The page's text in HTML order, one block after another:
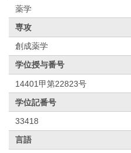
薬学
専攻
創成薬学
学位授与番号
14401甲第22823号
学位記番号
33418
言語